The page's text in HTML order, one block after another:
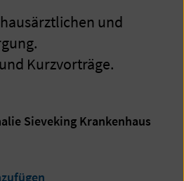
und
Kurzvorträge.
Sieveking Krankenhaus